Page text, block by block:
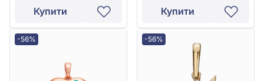
Купити Купити
-56% -56%